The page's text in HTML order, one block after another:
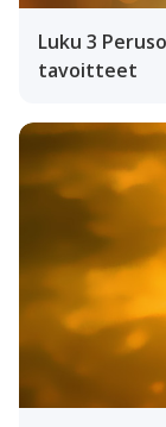
Luku 3
tavoitteet